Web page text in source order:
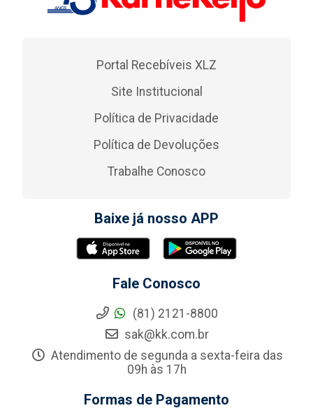
Portal Recebíveis XLZ
Site Institucional
Política de Privacidade
Política de Devoluções
Trabalhe Conosco
Baixe já nosso APP
Fale Conosco
(81) 2121-8800
sak@kk.com.br
Atendimento de segunda a sexta-feira das
09h às 17h
Formas de Pagamento